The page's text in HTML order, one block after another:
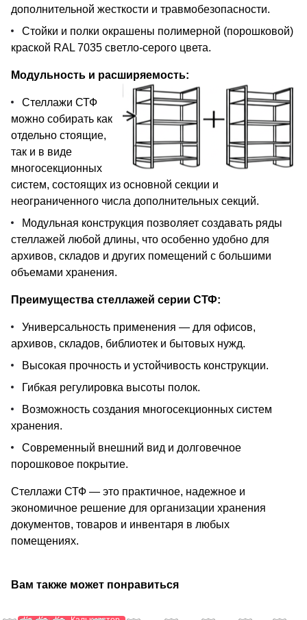
дополнительной жесткости и травмобезопасности.
Стойки и полки окрашены полимерной (порошковой)
краской RAL 7035 светло-серого цвета.
Модульность и расширяемость:
Стеллажи СТФ
можно собирать как
отдельно стоящие,
так и в виде
многосекционных
систем, состоящих из основной секции и
неограниченного числа дополнительных секций.
Модульная конструкция позволяет создавать ряды
стеллажей любой длины, что особенно удобно для
архивов, складов и других помещений с большими
объемами хранения.
Преимущества стеллажей серии СТФ:
Универсальность применения — для офисов,
архивов, складов, библиотек и бытовых нужд.
Высокая прочность и устойчивость конструкции.
Гибкая регулировка высоты полок.
Возможность создания многосекционных систем
хранения.
Современный внешний вид и долговечное
порошковое покрытие.
Стеллажи СТФ — это практичное, надежное и
экономичное решение для организации хранения
документов, товаров и инвентаря в любых
помещениях.
Вам также может понравиться